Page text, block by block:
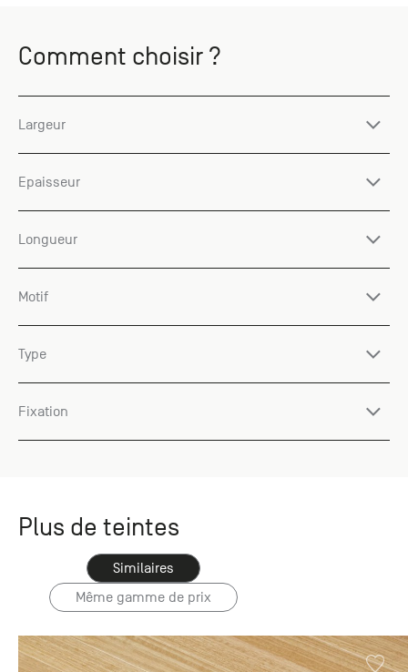
Comment choisir ?
Largeur
Epaisseur
Longueur
Motif
Type
Fixation
Plus de teintes
Similaires
Même gamme de prix